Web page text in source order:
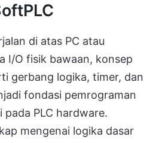
di atas PC atau
I/O fisik bawaan, konsep
gerbang logika, timer, dan
fondasi pemrograman
PLC hardware.
mengenai logika dasar